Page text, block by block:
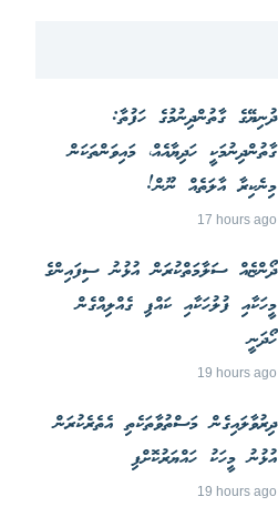
ދުނިޔޭގެ ގާތުންދިނުމުގެ ހަފުތާ:
ގާތުންދިނުމަކީ ހަދިޔާއެއް، މައިވަންތަކަން
މިނެކިރާ އާލަތެއް ނޫން!
17 hours ago
ދޯންޏެއް ސަލާމަތްކުރަން އުޅުނު ސިފައިންގެ
މީހަކާއި ފުލުހަކާއި ކައްޕި ގެއްލިއްގެން
ހޯދަނީ
19 hours ago
ދިރުވާލައިގެން މަސްތުވާތަކެތި އެތެރެކުރަން
އުޅުނު މީހަކު ހައްޔަރުކޮށްފި
19 hours ago